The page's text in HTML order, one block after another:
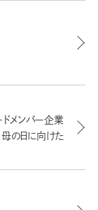
ドメンバー企業
の日に向けた